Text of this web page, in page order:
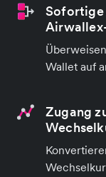
Sofortige
Wallet auf
Zugang